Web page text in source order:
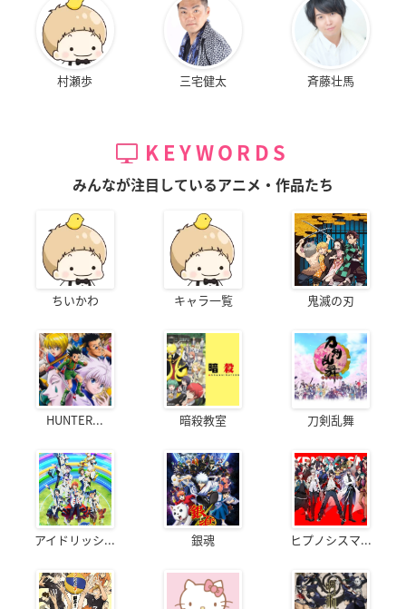
村瀬歩 三宅健太 斉藤壮馬
KEYWORDS
みんなが注目しているアニメ・作品たち
ちいかわ キャラ一覧 鬼滅の刃
HUNTER... 暗殺教室 刀剣乱舞
アイドリッシ... 銀魂 ヒプノシスマ...